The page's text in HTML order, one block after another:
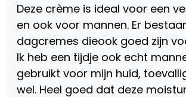
Deze crème is ideal voor een
en ook voor mannen. Er
dagcremes dieook goed zijn
Ik heb een tijdje ook echt
gebruikt voor mijn huid,
wel. Heel goed dat deze